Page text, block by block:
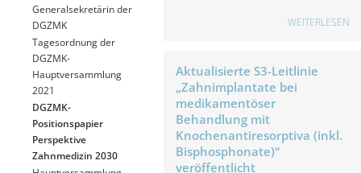
Generalsekretärin der
DGZMK
Tagesordnung der
DGZMK-
Hauptversammlung
2021
DGZMK-
Positionspapier
Perspektive
Zahnmedizin 2030
WEITERLESEN
Aktualisierte S3-Leitlinie
„Zahnimplantate bei
medikamentöser
Behandlung mit
Knochenantiresorptiva (inkl.
Bisphosphonate)“
veröffentlicht